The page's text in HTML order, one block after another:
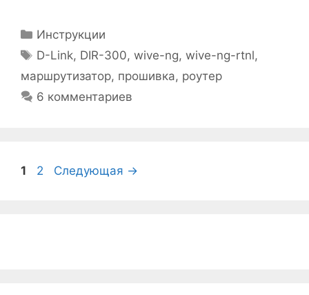
Рубрики
Инструкции
Метки
D-Link, DIR-300,wive-ng,wive-ng-rtnl,
маршрутизатор, прошивка, роутер
6 комментариев
Страница
1 Страница
2 Следующая →